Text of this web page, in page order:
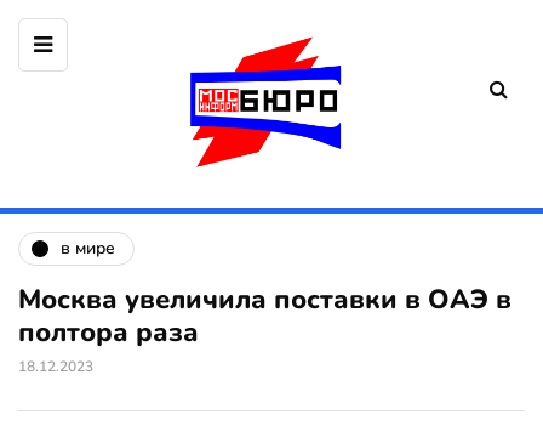
в мире
Москва увеличила поставки в ОАЭ в
полтора раза
18.12.2023